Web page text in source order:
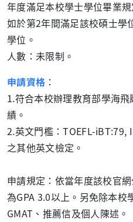
年度滿足本校學士學位畢業
如於第2年間滿足該校碩士學
學位。
人數：未限制。
申請資格 ：
1.符合本校辦理教育部學海
績。
2.英文門檻：TOEFL-iBT:79,
之其他英文檢定。
申請規定：依當年度該校官
為GPA 3.0以上。另免除本校
GMAT、推薦信及個人陳述。